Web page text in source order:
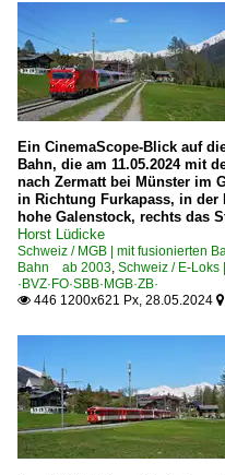
Ein CinemaScope-Blick auf
Bahn, die am 11.05.2024 mit
nach Zermatt bei Münster im
in Richtung Furkapass, in der
hohe Galenstock, rechts das
Horst Lüdicke
Schweiz / MGB | mit fusionierten
Bahn ab 2003, Schweiz / E-Loks
·BVZ·FO·SBB·MGB·ZB·
 446 1200x621 Px, 28.05.2024 